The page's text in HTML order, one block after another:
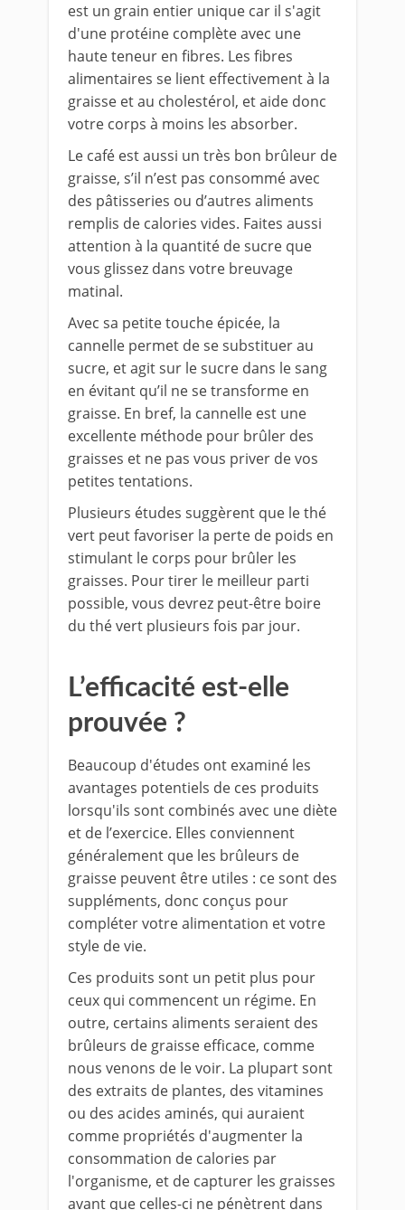
est un grain entier unique car il s'agit
d'une protéine complète avec une
haute teneur en fibres. Les fibres
alimentaires se lient effectivement à la
graisse et au cholestérol, et aide donc
votre corps à moins les absorber.
Le café est aussi un très bon brûleur de
graisse, s’il n’est pas consommé avec
des pâtisseries ou d’autres aliments
remplis de calories vides. Faites aussi
attention à la quantité de sucre que
vous glissez dans votre breuvage
matinal.
Avec sa petite touche épicée, la
cannelle permet de se substituer au
sucre, et agit sur le sucre dans le sang
en évitant qu’il ne se transforme en
graisse. En bref, la cannelle est une
excellente méthode pour brûler des
graisses et ne pas vous priver de vos
petites tentations.
Plusieurs études suggèrent que le thé
vert peut favoriser la perte de poids en
stimulant le corps pour brûler les
graisses. Pour tirer le meilleur parti
possible, vous devrez peut-être boire
du thé vert plusieurs fois par jour.
L’efficacité est-elle
prouvée ?
Beaucoup d'études ont examiné les
avantages potentiels de ces produits
lorsqu'ils sont combinés avec une diète
et de l’exercice. Elles conviennent
généralement que les brûleurs de
graisse peuvent être utiles : ce sont des
suppléments, donc conçus pour
compléter votre alimentation et votre
style de vie.
Ces produits sont un petit plus pour
ceux qui commencent un régime. En
outre, certains aliments seraient des
brûleurs de graisse efficace, comme
nous venons de le voir. La plupart sont
des extraits de plantes, des vitamines
ou des acides aminés, qui auraient
comme propriétés d'augmenter la
consommation de calories par
l'organisme, et de capturer les graisses
avant que celles-ci ne pénètrent dans